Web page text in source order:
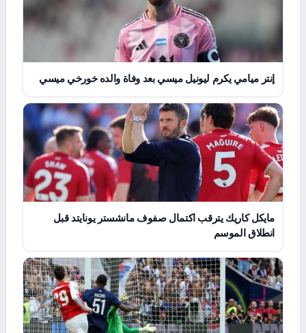
إنتر ميامي يكرم ليونيل ميسي بعد وفاة والده خورخي ميسي
مايكل كاريك يترقب اكتمال صفوف مانشستر يونايتد قبل
انطلاق الموسم